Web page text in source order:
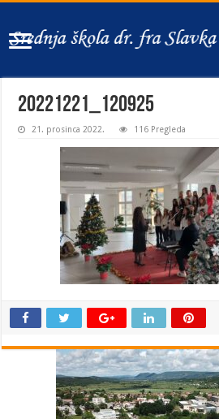
20221221_120925
21. prosinca 2022. 116 Pregleda